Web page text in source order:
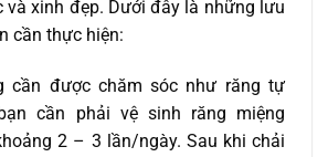
và xinh đẹp. Dưới đây là những lưu
cần thực hiện:
cần được chăm sóc như răng tự
cần phải vệ sinh răng miệng
2 – 3 lần/ngày. Sau khi chải